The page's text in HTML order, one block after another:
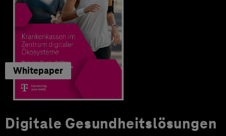
Whitepaper
Digitale Gesundheitslösungen